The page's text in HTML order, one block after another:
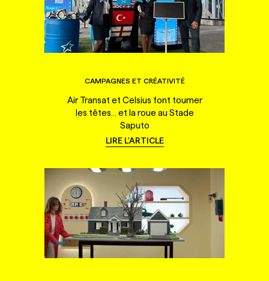
CAMPAGNES ET CRÉATIVITÉ
Air Transat et Celsius font tourner
les têtes... et la roue au Stade
Saputo
LIRE L'ARTICLE